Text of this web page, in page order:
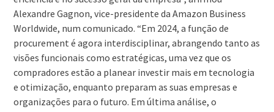
Alexandre Gagnon, vice-presidente da Amazon Business
Worldwide, num comunicado. “Em 2024, a função de
procurement é agora interdisciplinar, abrangendo tanto as
visões funcionais como estratégicas, uma vez que os
compradores estão a planear investir mais em tecnologia
e otimização, enquanto preparam as suas empresas e
organizações para o futuro. Em última análise, o